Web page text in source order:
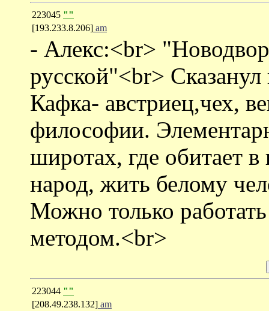
223045 ""
[193.233.8.206] am
- Алекс:<br>
русской"<br>
Кафка- австриец,чех,
философии.
широтах, где обитает
народ, жить белому
Можно только
методом.<br>
223044 ""
[208.49.238.132] am